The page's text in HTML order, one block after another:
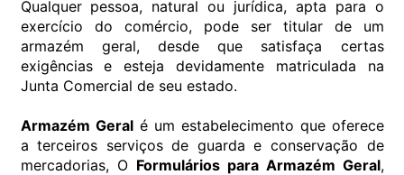
Qualquer pessoa, natural ou jurídica, apta para o
exercício do comércio, pode ser titular de um
armazém geral, desde que satisfaça certas
exigências e esteja devidamente matriculada na
Junta Comercial de seu estado.
Armazém Geralé um estabelecimento que oferece
a terceiros serviços de guarda e conservação de
mercadorias, O Formulários para Armazém Geral,